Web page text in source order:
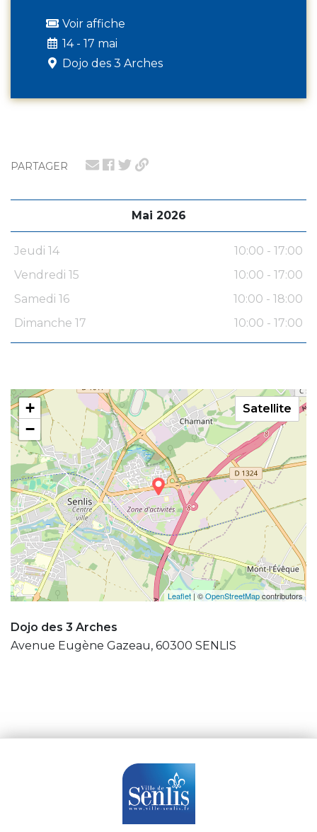
PARTAGER
Mai 2026
Jeudi 14
10:00 - 17:00
Vendredi 15
10:00 - 17:00
Samedi 16
10:00 - 18:00
Dimanche 17
10:00 - 17:00
+
−
Leaflet| ©OpenStreetMapcontributors
Satellite
Dojo des 3 Arches
Avenue Eugène Gazeau, 60300 SENLIS
Voir affiche
14 - 17 mai
Dojo des 3 Arches